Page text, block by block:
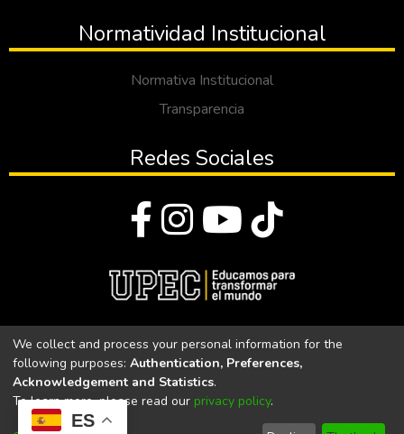
ES
Normatividad Institucional
Normativa Institucional
Transparencia
Redes Sociales
Universidad Politécnica Estatal del Carchi
Universidad Politécnica Estatal del Carchi | Acreditada por el
We collect and process your personal information for the
following purposes: Authentication, Preferences,
Acknowledgement and Statistics.
To learn more, please read our privacy policy.